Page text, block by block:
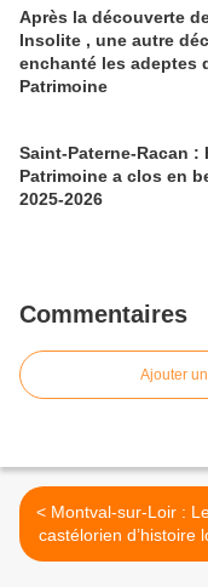
Après la découverte
Insolite , une autre découverte a
enchanté les adeptes
Patrimoine
Saint-Paterne-Racan :
Patrimoine a clos en
2025-2026
Commentaires
Ajouter
< Montval-sur-Loir : Le club
castélorien d’histoire
a fait sa rentrée